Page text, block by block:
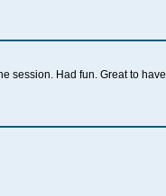
session. Had fun. Great to have